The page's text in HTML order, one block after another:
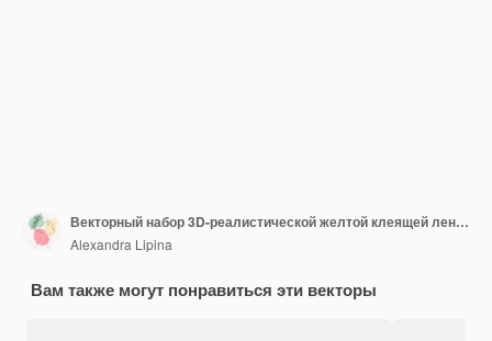
Векторный набор 3D-реалистической желтой клеящей ленты
Alexandra Lipina
Вам также могут понравиться эти векторы